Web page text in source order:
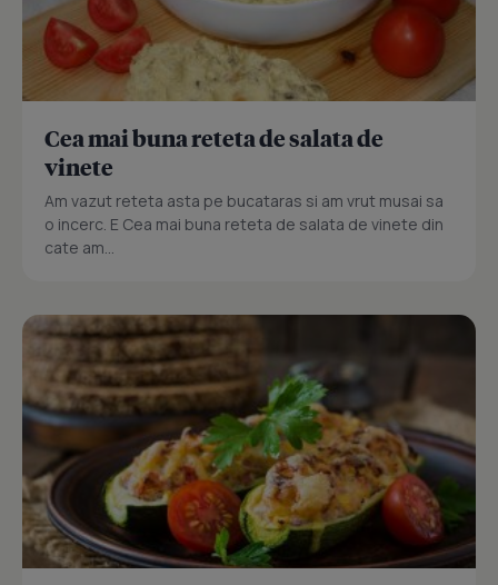
Cea mai buna reteta de salata de
vinete
Am vazut reteta asta pe bucataras si am vrut musai sa
o incerc. E Cea mai buna reteta de salata de vinete din
cate am...